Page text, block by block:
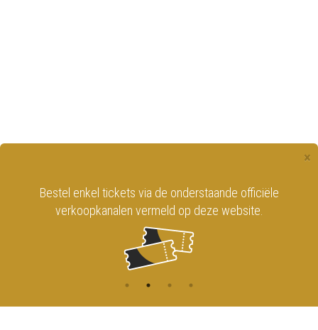
×
Bestel enkel tickets via de onderstaande officiële
verkoopkanalen vermeld op deze website.